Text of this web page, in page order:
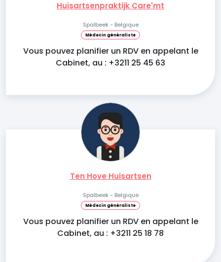
Huisartsenpraktijk Care'mt
Spalbeek - Belgique
Médecin généraliste
Vous pouvez planifier un RDV en appelant le
Cabinet, au : +3211 25 45 63
Ten Hove Huisartsen
Spalbeek - Belgique
Médecin généraliste
Vous pouvez planifier un RDV en appelant le
Cabinet, au : +3211 25 18 78